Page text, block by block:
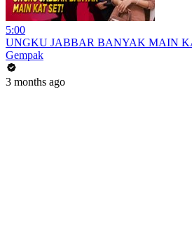
5:00
UNGKU JABBAR BANYAK MAIN
Gempak
3 months ago